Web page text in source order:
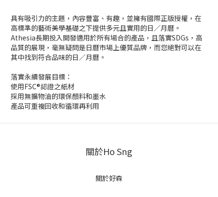
具有吸引力的主題，內容豐富、有趣，並擁有國際正版授權，在
高標準的藝術美學基礎之下提供多元且實用的日／月曆。
Athesia長期投入開發適用於所有場合的產品，且落實SDGs，高
品質的展現，毫無疑問是日曆市場上優質品牌，而您絕對可以在
其中找到符合品味的日／月曆。
落實永續發展目標：
使用FSC®認證之紙材
採用無擴物油的環保顏料和墨水
產品可重複回收和循環再利用
關於Ho Sng
關於好森